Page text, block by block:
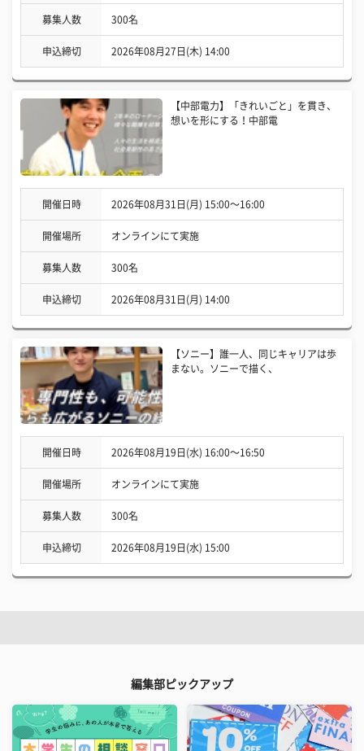
募集人数 300名
申込締切 2026年08月27日(木) 14:00
【中部電力】「きれいごと」を貫き、
想いを形にする！中部電
開催日時 2026年08月31日(月) 15:00〜16:00
開催場所 オンラインにて実施
募集人数 300名
申込締切 2026年08月31日(月) 14:00
【ソニー】誰一人、同じキャリアは歩
まない。ソニーで描く、
開催日時 2026年08月19日(水) 16:00〜16:50
開催場所 オンラインにて実施
募集人数 300名
申込締切 2026年08月19日(水) 15:00
編集部ピックアップ